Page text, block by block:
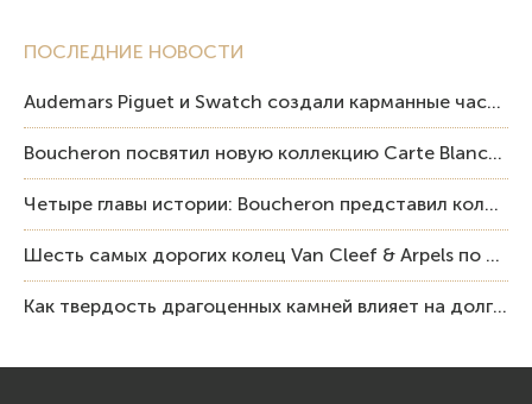
ПОСЛЕДНИЕ НОВОСТИ
Audemars Piguet и Swatch создали карманные часы в эстетике Royal Oak и Pop Art
Boucheron посвятил новую коллекцию Carte Blanche Human Being человеку и силе мастерства
Четыре главы истории: Boucheron представил коллекцию «Nom: Boucheron, Prénom: Frédéric»
Шесть самых дорогих колец Van Cleef & Arpels по итогам аукционов Sotheby’s
Как твердость драгоценных камней влияет на долговечность ювелирных изделий